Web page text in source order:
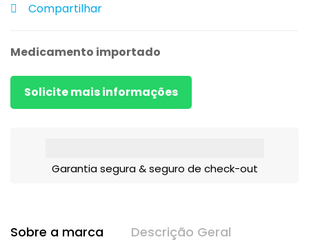
Compartilhar
Medicamento importado
Solicite mais informações
Garantia segura & seguro de check-out
Sobre a marca Descrição Geral